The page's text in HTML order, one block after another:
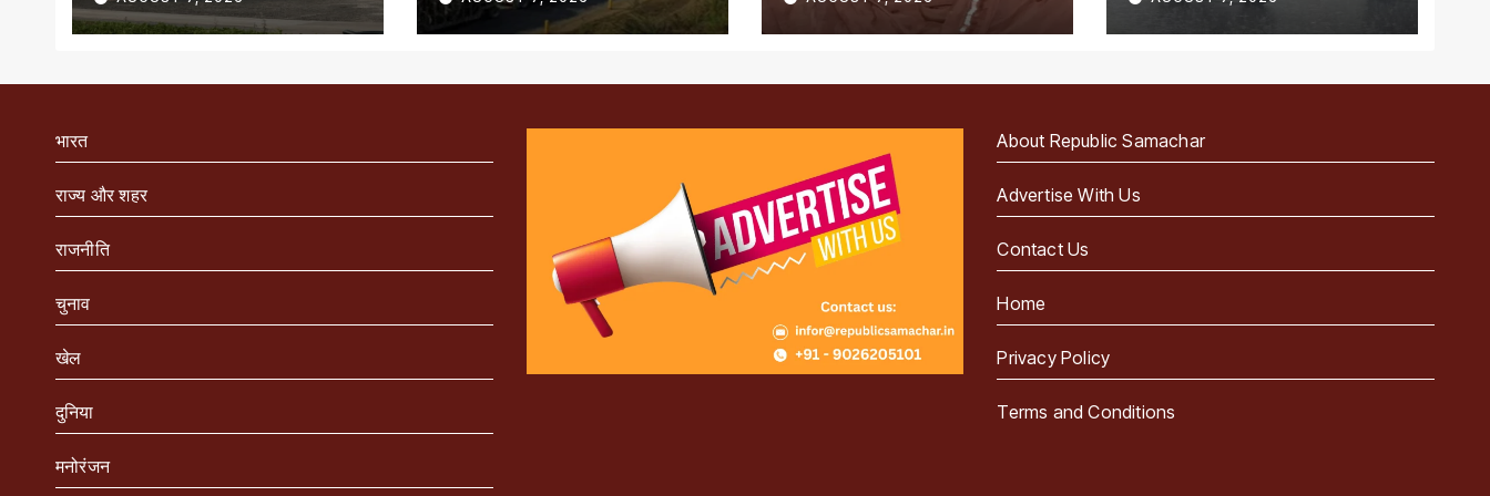
पहला राज्य
भारत
राज्य और शहर
राजनीति
चुनाव
खेल
दुनिया
मनोरंजन
About Republic Samachar
Advertise With Us
Contact Us
Home
Privacy Policy
Terms and Conditions